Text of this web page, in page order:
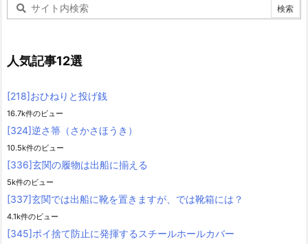
人気記事12選
[218]おひねりと投げ銭
16.7k件のビュー
[324]逆さ箒（さかさほうき）
10.5k件のビュー
[336]玄関の履物は出船に揃える
5k件のビュー
[337]玄関では出船に靴を置きますが、では靴箱には？
4.1k件のビュー
[345]ポイ捨て防止に発揮するスチールホールカバー